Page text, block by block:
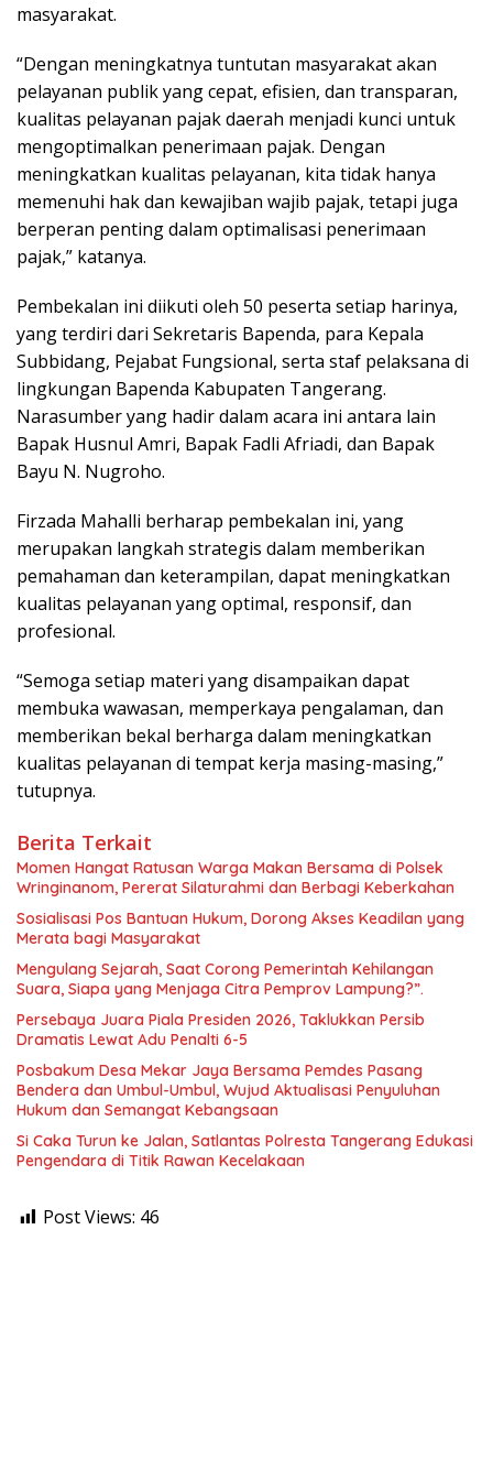
masyarakat.
“Dengan meningkatnya tuntutan masyarakat akan
pelayanan publik yang cepat, efisien, dan transparan,
kualitas pelayanan pajak daerah menjadi kunci untuk
mengoptimalkan penerimaan pajak. Dengan
meningkatkan kualitas pelayanan, kita tidak hanya
memenuhi hak dan kewajiban wajib pajak, tetapi juga
berperan penting dalam optimalisasi penerimaan
pajak,” katanya.
Pembekalan ini diikuti oleh 50 peserta setiap harinya,
yang terdiri dari Sekretaris Bapenda, para Kepala
Subbidang, Pejabat Fungsional, serta staf pelaksana di
lingkungan Bapenda Kabupaten Tangerang.
Narasumber yang hadir dalam acara ini antara lain
Bapak Husnul Amri, Bapak Fadli Afriadi, dan Bapak
Bayu N. Nugroho.
Firzada Mahalli berharap pembekalan ini, yang
merupakan langkah strategis dalam memberikan
pemahaman dan keterampilan, dapat meningkatkan
kualitas pelayanan yang optimal, responsif, dan
profesional.
“Semoga setiap materi yang disampaikan dapat
membuka wawasan, memperkaya pengalaman, dan
memberikan bekal berharga dalam meningkatkan
kualitas pelayanan di tempat kerja masing-masing,”
tutupnya.
Berita Terkait
Momen Hangat Ratusan Warga Makan Bersama di Polsek
Wringinanom, Pererat Silaturahmi dan Berbagi Keberkahan
Sosialisasi Pos Bantuan Hukum, Dorong Akses Keadilan yang
Merata bagi Masyarakat
Mengulang Sejarah, Saat Corong Pemerintah Kehilangan
Suara, Siapa yang Menjaga Citra Pemprov Lampung?”.
Persebaya Juara Piala Presiden 2026, Taklukkan Persib
Dramatis Lewat Adu Penalti 6-5
Posbakum Desa Mekar Jaya Bersama Pemdes Pasang
Bendera dan Umbul-Umbul, Wujud Aktualisasi Penyuluhan
Hukum dan Semangat Kebangsaan
Si Caka Turun ke Jalan, Satlantas Polresta Tangerang Edukasi
Pengendara di Titik Rawan Kecelakaan
Post Views: 46